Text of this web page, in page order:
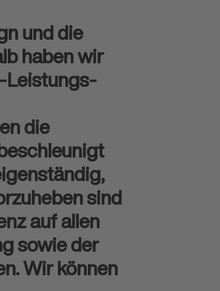
und die
haben wir
Leistungs-
die
sind
auf allen
sowie der
Wir können